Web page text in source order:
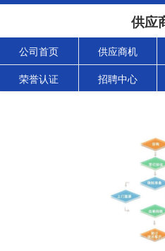
供应
公司首页 供应商机
荣誉认证 招聘中心